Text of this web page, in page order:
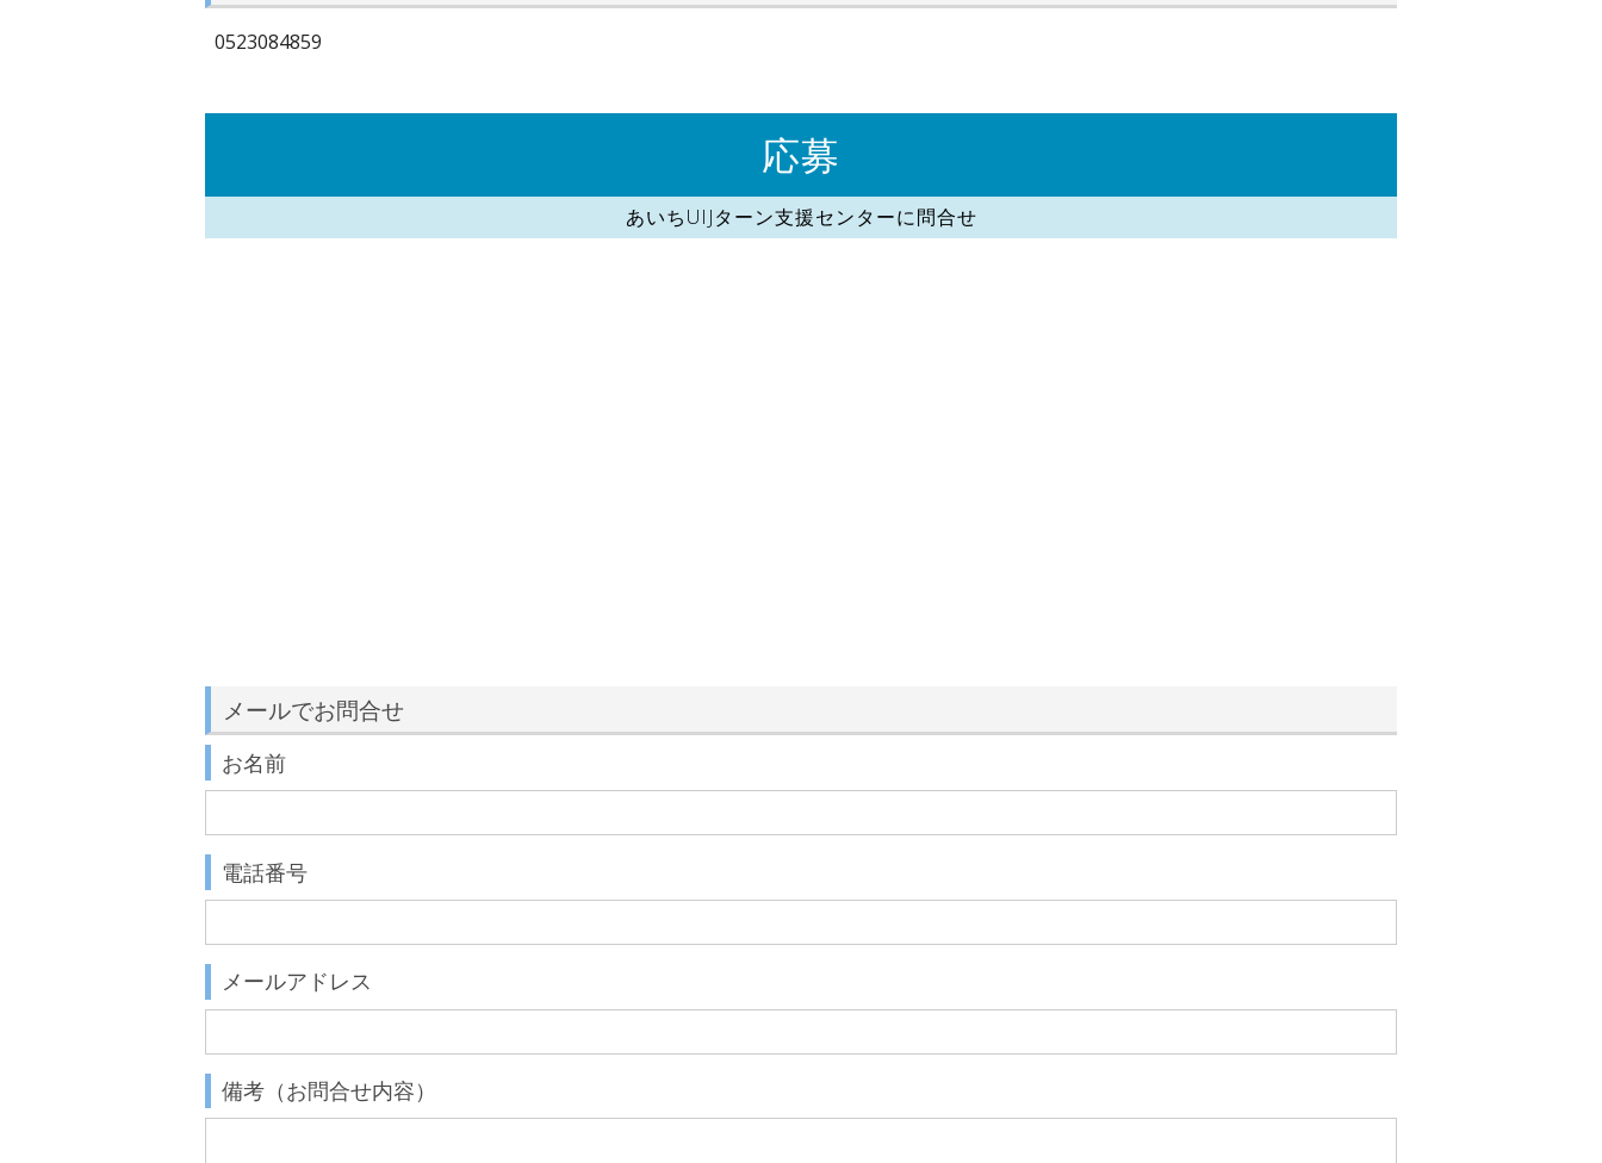
0523084859
応募
あいちUIJターン支援センターに問合せ
メールでお問合せ
お名前
電話番号
メールアドレス
備考（お問合せ内容）